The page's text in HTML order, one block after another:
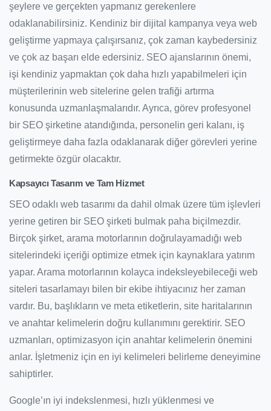
şeylere ve gerçekten yapmanız gerekenlere
odaklanabilirsiniz. Kendiniz bir dijital kampanya veya web
geliştirme yapmaya çalışırsanız, çok zaman kaybedersiniz
ve çok az başarı elde edersiniz. SEO ajanslarının önemi,
işi kendiniz yapmaktan çok daha hızlı yapabilmeleri için
müşterilerinin web sitelerine gelen trafiği artırma
konusunda uzmanlaşmalarıdır. Ayrıca, görev profesyonel
bir SEO şirketine atandığında, personelin geri kalanı, iş
geliştirmeye daha fazla odaklanarak diğer görevleri yerine
getirmekte özgür olacaktır.
Kapsayıcı Tasarım ve Tam Hizmet
SEO odaklı web tasarımı da dahil olmak üzere tüm işlevleri
yerine getiren bir SEO şirketi bulmak paha biçilmezdir.
Birçok şirket, arama motorlarının doğrulayamadığı web
sitelerindeki içeriği optimize etmek için kaynaklara yatırım
yapar. Arama motorlarının kolayca indeksleyebileceği web
siteleri tasarlamayı bilen bir ekibe ihtiyacınız her zaman
vardır. Bu, başlıkların ve meta etiketlerin, site haritalarının
ve anahtar kelimelerin doğru kullanımını gerektirir. SEO
uzmanları, optimizasyon için anahtar kelimelerin önemini
anlar. İşletmeniz için en iyi kelimeleri belirleme deneyimine
sahiptirler.
Google’ın iyi indekslenmesi, hızlı yüklenmesi ve